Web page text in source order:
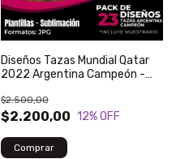
Diseños Tazas Mundial Qatar
2022 Argentina Campeón -
$2.200,00
$2.500,00
12% OFF